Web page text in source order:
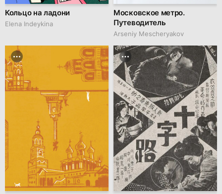
Кольцо на ладони
Elena Indeykina
Московское метро.
Путеводитель
Arseniy Mescheryakov